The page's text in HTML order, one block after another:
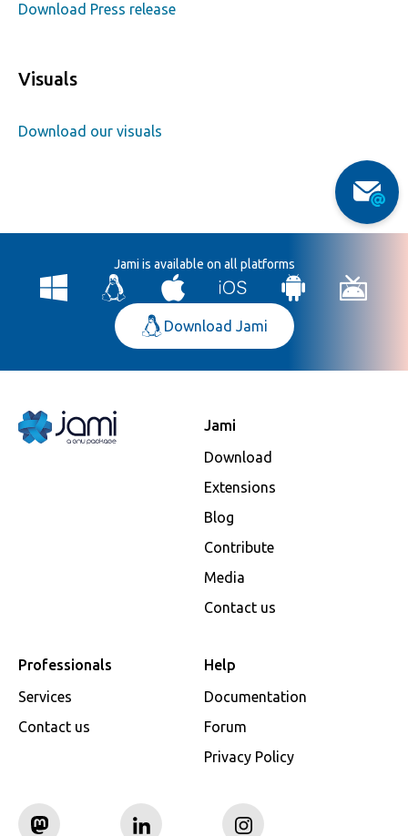
Download Press release
Visuals
Download our visuals
Jami is available on all platforms
Download Jami
Jami
Download
Extensions
Blog
Contribute
Media
Contact us
Professionals
Services
Contact us
Help
Documentation
Forum
Privacy Policy